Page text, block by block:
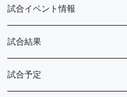
試合イベント情報
試合結果
試合予定